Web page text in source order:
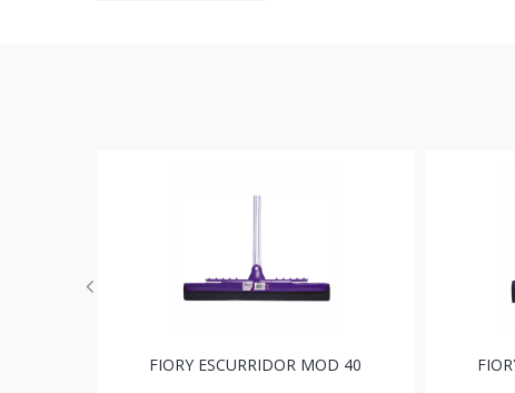
FIORY ESCURRIDOR MOD 40